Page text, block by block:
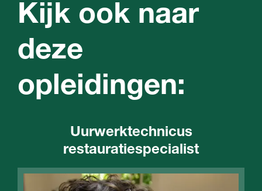
Kijk ook naar
deze
opleidingen:
Uurwerktechnicus
restauratiespecialist